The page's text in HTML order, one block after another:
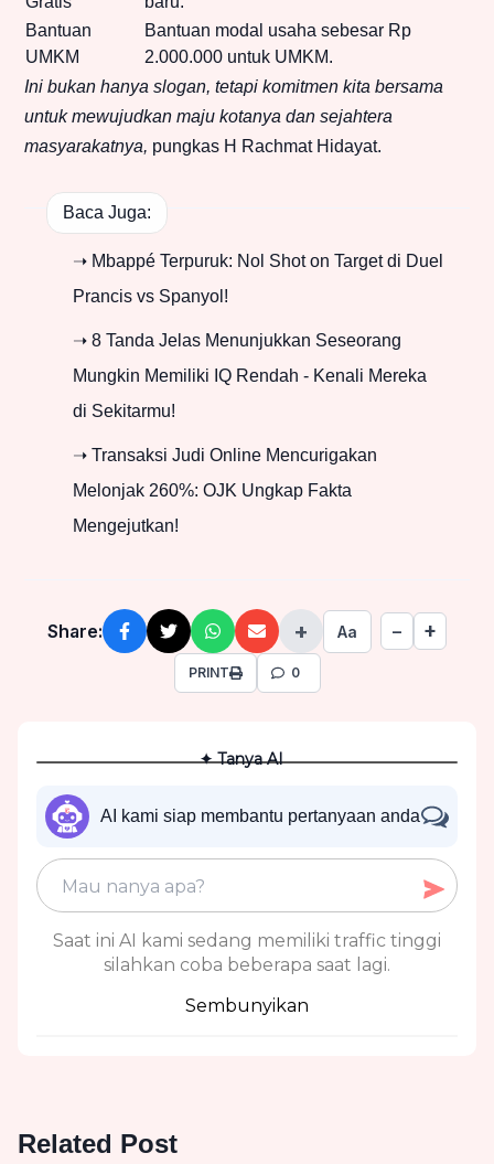
Bantuan
UMKM
Bantuan modal usaha sebesar Rp
2.000.000 untuk UMKM.
Ini bukan hanya slogan, tetapi komitmen kita bersama
untuk mewujudkan maju kotanya dan sejahtera
masyarakatnya, pungkas H Rachmat Hidayat.
Baca Juga:
➝ Mbappé Terpuruk: Nol Shot on Target di Duel
Prancis vs Spanyol!
➝ 8 Tanda Jelas Menunjukkan Seseorang
Mungkin Memiliki IQ Rendah - Kenali Mereka
di Sekitarmu!
➝ Transaksi Judi Online Mencurigakan
Melonjak 260%: OJK Ungkap Fakta
Mengejutkan!
Share: + Aa − +
PRINT 0
✦ Tanya AI
AI kami siap membantu pertanyaan anda
Saat ini AI kami sedang memiliki traffic tinggi
silahkan coba beberapa saat lagi.
Sembunyikan
Related Post